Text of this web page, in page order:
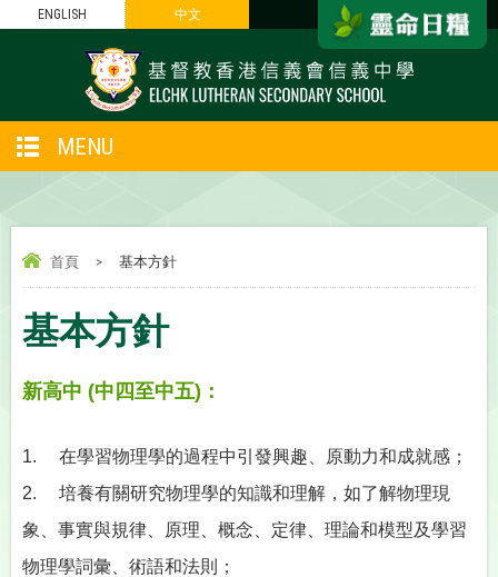
ENGLISH 中文
MENU
首頁 > 基本方針
基本方針
新高中 (中四至中五) ：
1. 在學習物理學的過程中引發興趣、原動力和成就感；
2. 培養有關研究物理學的知識和理解，如了解物理現
象、事實與規律、原理、概念、定律、理論和模型及學習
物理學詞彙、術語和法則；